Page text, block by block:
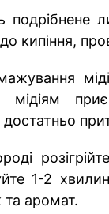
подрібнене
кипіння,
мідіям
достатньо
1-2
та аромат.